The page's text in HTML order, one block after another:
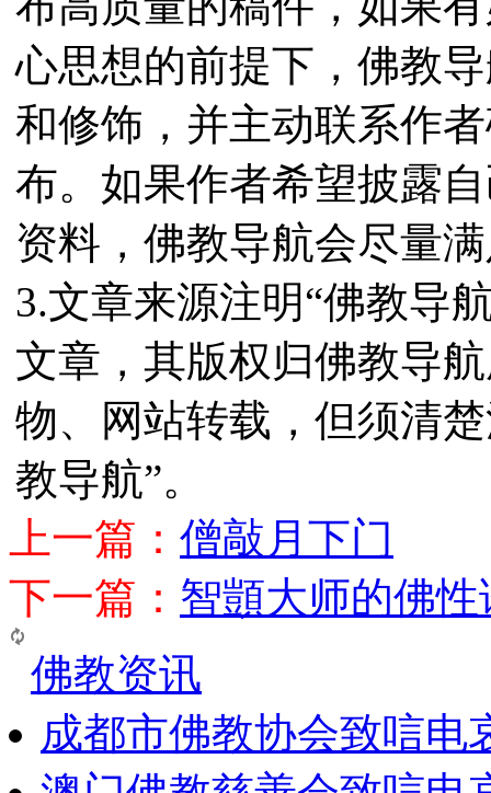
心思想的前提下，佛教
和修饰，并主动联系作
布。如果作者希望披露
资料，佛教导航会尽量
3.文章来源注明“佛教导
文章，其版权归佛教导
物、网站转载，但须清
教导航”。
上一篇： 僧敲月下门
下一篇： 智顗大师的佛性
佛教资讯
成都市佛教协会致唁电